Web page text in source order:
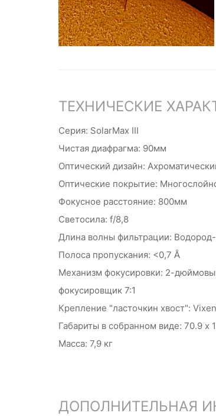
ТЕХНИЧЕСКИЕ
Серия: SolarMax III
Чистая диафрагма: 90мм
Оптический дизайн:
Оптические покрытие:
Фокусное расстояние: 800мм
Светосила: f/8,8
Длина волны фильтрации:
Полоса пропускания: <0,7 Å
Механизм фокусировки: 2-
фокусировщик 7:1
Крепление "ласточкин хвост":
Габариты в собранном виде: 70.9 x
Масса: 7,9 кг
ДОПОЛНИТЕЛЬНАЯ